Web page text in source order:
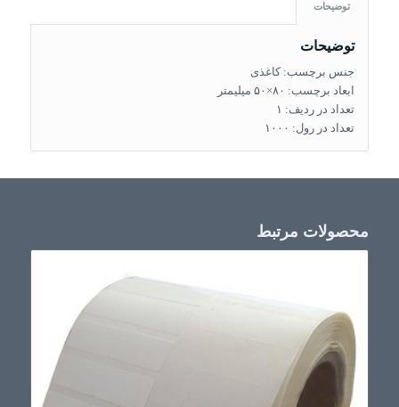
توضیحات
توضیحات
جنس برچسب:کاغذی
ابعاد برچسب: ۸۰×۵۰ میلیمتر
تعداد در ردیف: ۱
تعداد در رول: ۱۰۰۰
محصولات مرتبط